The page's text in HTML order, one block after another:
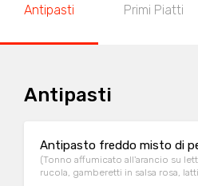
Antipasti Primi Piatti
Antipasti
Antipasto freddo misto di
(Tonno affumicato all'arancio su
rucola, gamberetti in salsa rosa, latticini,